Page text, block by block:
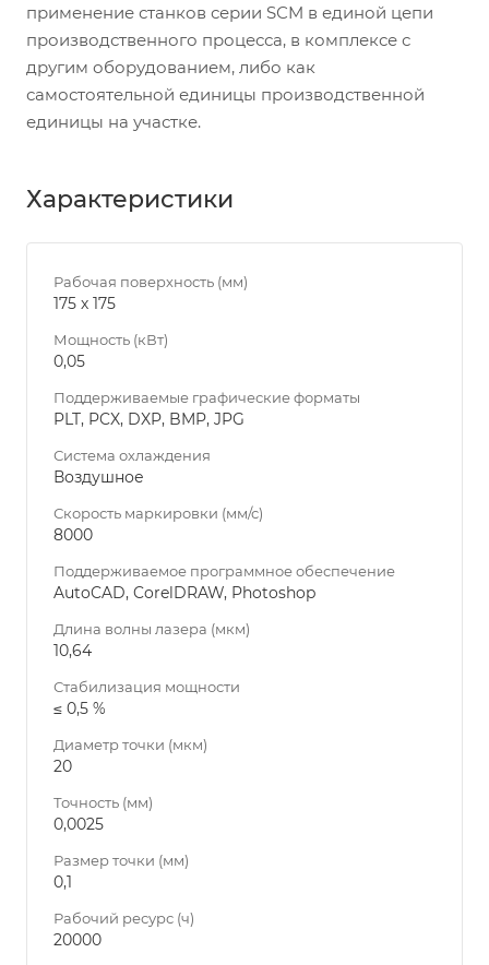
применение станков серии SСM в единой цепи
производственного процесса, в комплексе с
другим оборудованием, либо как
самостоятельной единицы производственной
единицы на участке.
Характеристики
Рабочая поверхность (мм)
175 х 175
Мощность (кВт)
0,05
Поддерживаемые графические форматы
PLT, PCX, DXP, BMP, JPG
Система охлаждения
Воздушное
Скорость маркировки (мм/с)
8000
Поддерживаемое программное обеспечение
AutoCAD, CorelDRAW, Photoshop
Длина волны лазера (мкм)
10,64
Стабилизация мощности
≤ 0,5 %
Диаметр точки (мкм)
20
Точность (мм)
0,0025
Размер точки (мм)
0,1
Рабочий ресурс (ч)
20000